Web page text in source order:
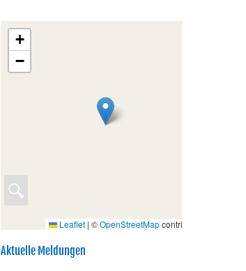
🔍
+
−
Leaflet | ©OpenStreetMapcontributors
Aktuelle Meldungen